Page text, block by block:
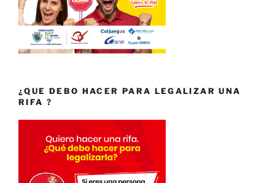
¿QUE DEBO HACER PARA LEGALIZAR UNA
RIFA ?